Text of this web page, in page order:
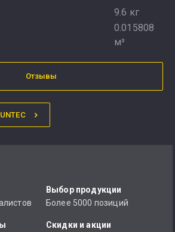
9.6 кг
0.015808
м³
Отзывы
Выбор продукции
Более 5000 позиций
Скидки и акции